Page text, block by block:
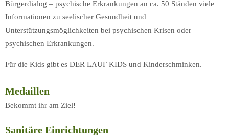
Bürgerdialog – psychische Erkrankungen an ca. 50 Ständen viele
Informationen zu seelischer Gesundheit und
Unterstützungsmöglichkeiten bei psychischen Krisen oder
psychischen Erkrankungen.
Für die Kids gibt es DER LAUF KIDS und Kinderschminken.
Medaillen
Bekommt ihr am Ziel!
Sanitäre Einrichtungen